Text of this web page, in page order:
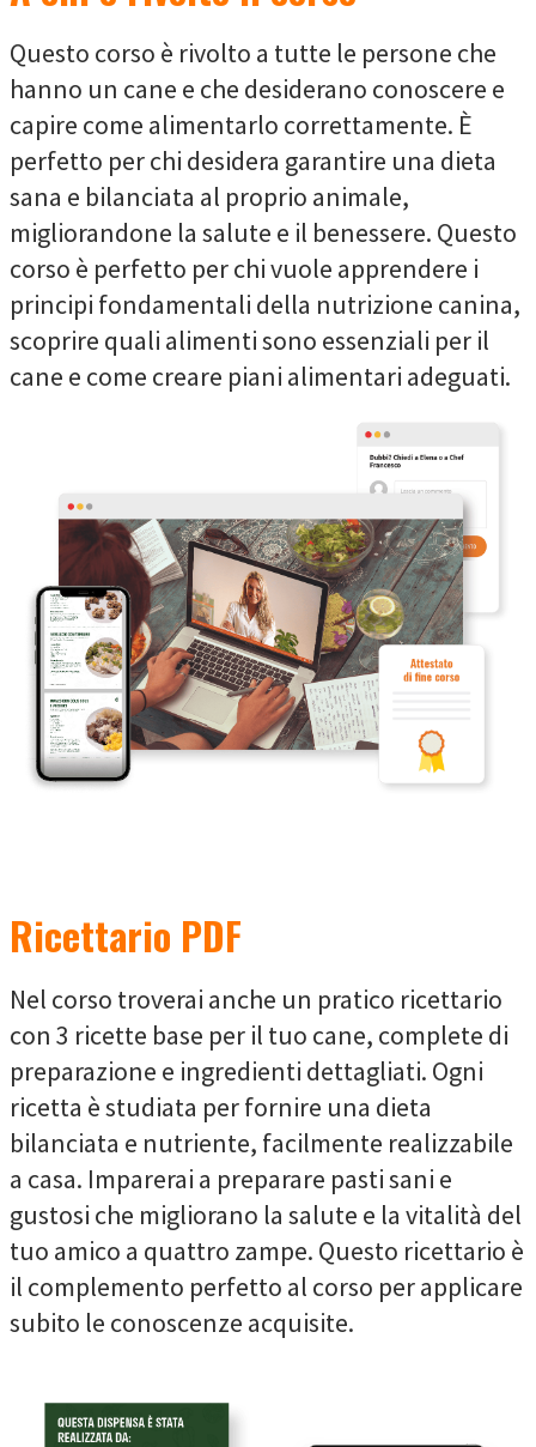
Questo corso è rivolto a tutte le persone che
hanno un cane e che desiderano conoscere e
capire come alimentarlo correttamente. È
perfetto per chi desidera garantire una dieta
sana e bilanciata al proprio animale,
migliorandone la salute e il benessere. Questo
corso è perfetto per chi vuole apprendere i
principi fondamentali della nutrizione canina,
scoprire quali alimenti sono essenziali per il
cane e come creare piani alimentari adeguati.
Ricettario PDF
Nel corso troverai anche un pratico ricettario
con 3 ricette base per il tuo cane, complete di
preparazione e ingredienti dettagliati. Ogni
ricetta è studiata per fornire una dieta
bilanciata e nutriente, facilmente realizzabile
a casa. Imparerai a preparare pasti sani e
gustosi che migliorano la salute e la vitalità del
tuo amico a quattro zampe. Questo ricettario è
il complemento perfetto al corso per applicare
subito le conoscenze acquisite.